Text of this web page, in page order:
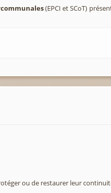
(EPCI et SCoT)
ou de restaurer leur